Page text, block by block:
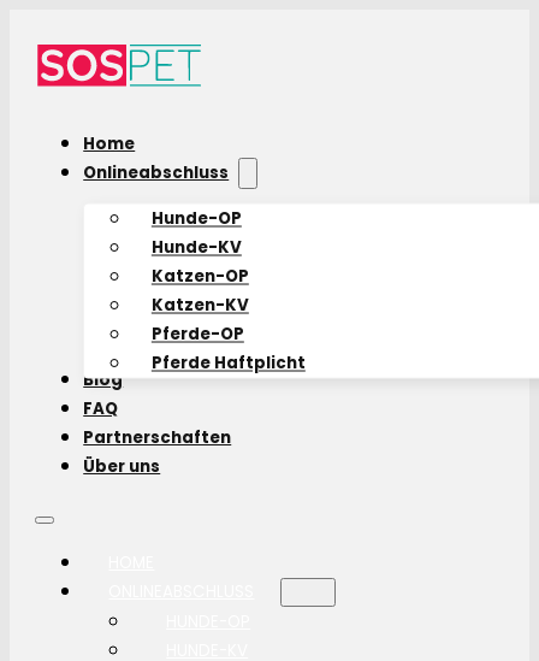
Home
Onlineabschluss
Hunde-OP
Hunde-KV
Katzen-OP
Katzen-KV
Pferde-OP
Pferde Haftplicht
Blog
FAQ
Partnerschaften
Über uns